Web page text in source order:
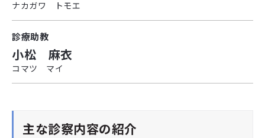
ナカガワ トモエ
診療助教
小松 麻衣
コマツ マイ
主な診察内容の紹介